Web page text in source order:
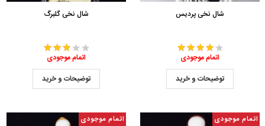
شال نخی پردیس
اتمام موجودی
توضیحات و خرید
شال نخی گلبرگ
اتمام موجودی
توضیحات و خرید
اتمام موجودی اتمام موجودی